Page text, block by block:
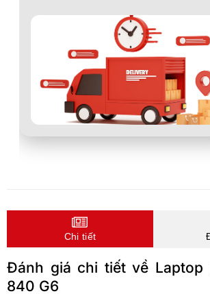
Chi tiết
Đánh giá chi tiết về Laptop
840 G6